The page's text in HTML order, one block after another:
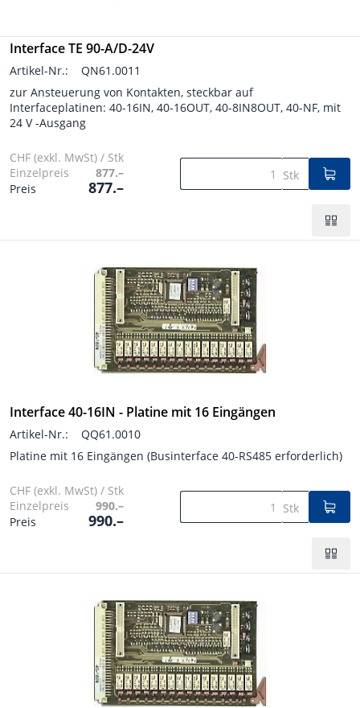
Interface TE 90-A/D-24V
Artikel-Nr.:
QN61.0011
zur Ansteuerung von Kontakten, steckbar auf
Interfaceplatinen: 40-16IN, 40-16OUT, 40-8IN8OUT, 40-NF, mit
24 V -Ausgang
CHF (exkl. MwSt) / Stk
Einzelpreis
877.–
Preis
877.–
Stk
Interface 40-16IN - Platine mit 16 Eingängen
Artikel-Nr.:
QQ61.0010
Platine mit 16 Eingängen (Businterface 40-RS485 erforderlich)
CHF (exkl. MwSt) / Stk
Einzelpreis
990.–
Preis
990.–
Stk